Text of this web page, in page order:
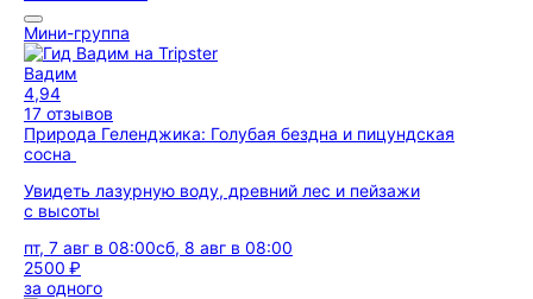
Мини-группа
Вадим
4,94
17 отзывов
Природа Геленджика: Голубая бездна и пицундская
сосна
Увидеть лазурную воду, древний лес и пейзажи
с высоты
пт, 7 авг в 08:00сб, 8 авг в 08:00
2500 ₽
за одного